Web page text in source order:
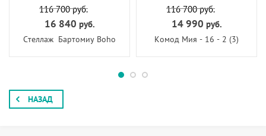
116 700руб.
16 840 руб.
Стеллаж Бартомиу Boho
116 700руб.
14 990 руб.
Комод Мия - 16 - 2 (3)
НАЗАД